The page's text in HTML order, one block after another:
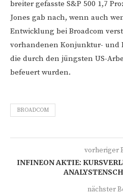
breiter gefasste S&P 500 1,7
Jones gab nach, wenn auch
Entwicklung bei Broadcom
vorhandenen Konjunktur- und
die durch den jüngsten US-
befeuert wurden.
BROADCOM
vorheriger
INFINEON AKTIE:
nächster